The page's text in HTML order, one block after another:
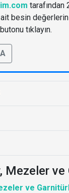
besin
tıklayın.
Mezeler
ve